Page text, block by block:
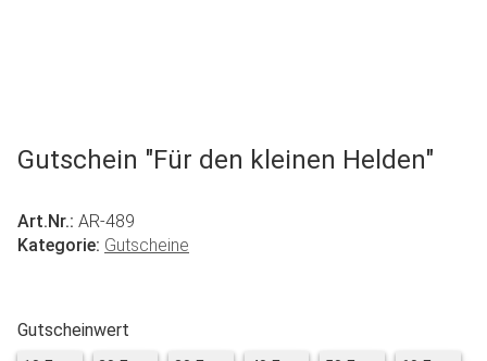
Gutschein "Für den kleinen Helden"
Art.Nr.: AR-489
Kategorie: Gutscheine
Gutscheinwert